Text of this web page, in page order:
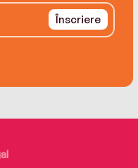
Înscriere